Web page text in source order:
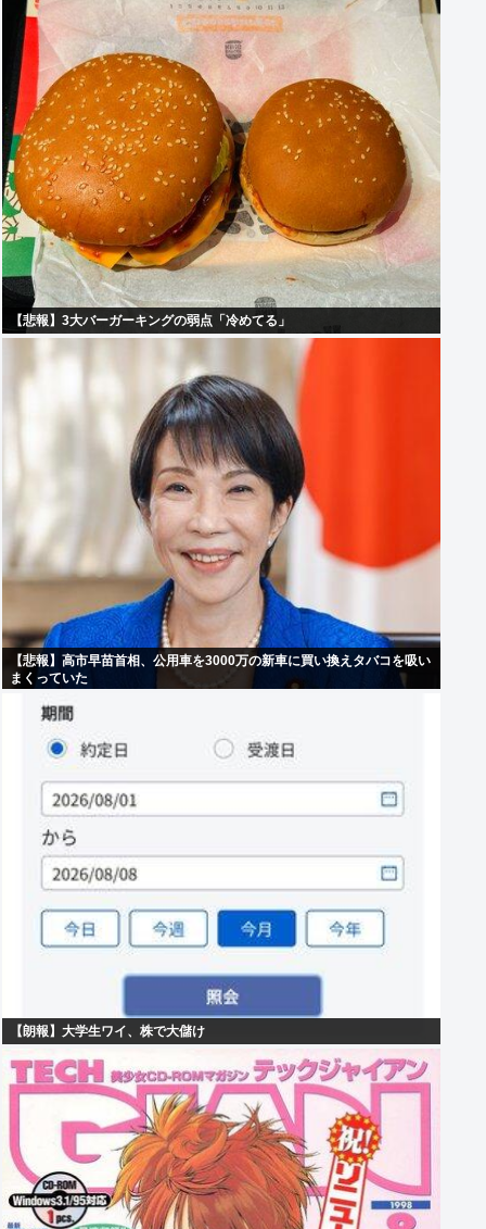
【悲報】3大バーガーキングの弱点「冷めてる」
【悲報】高市早苗首相、公用車を3000万の新車に買い換えタバコを吸い
まくっていた
【朗報】大学生ワイ、株で大儲け